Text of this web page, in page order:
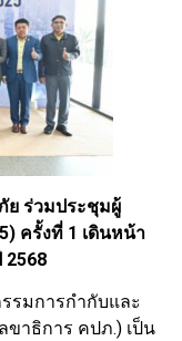
ย ร่วมประชุมผู้
ครั้งที่ 1 เดินหน้า
รมการกำกับและ
ขาธิการ คปภ.) เป็น